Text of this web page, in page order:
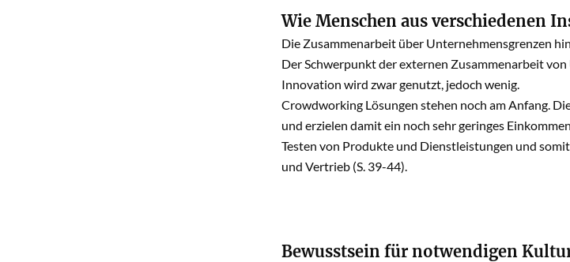
Wie Menschen aus verschiedenen
Die Zusammenarbeit über Unternehmensgrenzen
Der Schwerpunkt der externen Zusammenarbeit
Innovation wird zwar genutzt, jedoch wenig.
Crowdworking Lösungen stehen noch am Anfang.
und erzielen damit ein noch sehr geringes
Testen von Produkte und Dienstleistungen und
und Vertrieb (S. 39-44).
Bewusstsein für notwendigen